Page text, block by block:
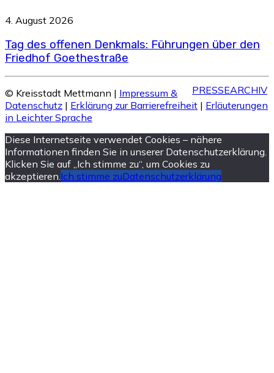
4. August 2026
Tag des offenen Denkmals: Führungen über den
Friedhof Goethestraße
PRESSEARCHIV
© Kreisstadt Mettmann | Impressum &
Datenschutz | Erklärung zur Barrierefreiheit | Erläuterungen
in Leichter Sprache
Diese Internetseite verwendet Cookies – nähere
Informationen finden Sie in unserer Datenschutzerklärung.
Klicken Sie auf „Ich stimme zu“, um Cookies zu
akzeptieren.Ich stimme zuDatenschutzerklärung